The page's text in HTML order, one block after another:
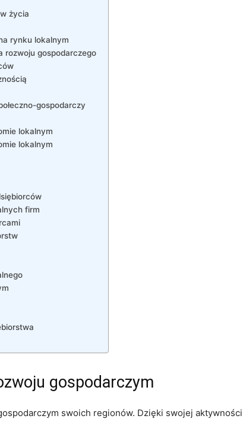
życia
rynku lokalnym
rozwoju gospodarczego
gospodarczy
lokalnym
lokalnym
firm
gospodarczym
swoich regionów. Dzięki swojej